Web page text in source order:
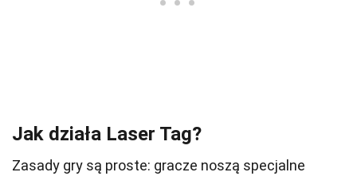
Jak działa Laser Tag?
Zasady gry są proste: gracze noszą specjalne